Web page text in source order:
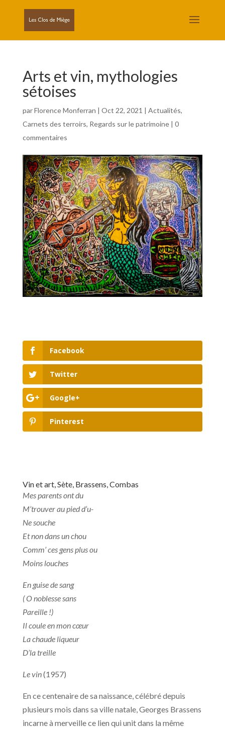
Arts et vin, mythologies
sétoises
parFlorence Monferran | Oct 22, 2021 | Actualités,
Carnets des terroirs, Regards sur le patrimoine| 0
commentaires
Facebook
Twitter
Google+
Pinterest
Vin et art, Sète, Brassens, Combas
Mes parents ont du
M’trouver au pied d’u-
Ne souche
Et non dans un chou
Comm’ ces gens plus ou
Moins louches
En guise de sang
( O noblesse sans
Pareille !)
Il coule en mon cœur
La chaude liqueur
D’la treille
Le vin(1957)
En ce centenaire de sa naissance, célébré depuis
plusieurs mois dans sa ville natale, Georges Brassens
incarne à merveille ce lien qui unit dans la même